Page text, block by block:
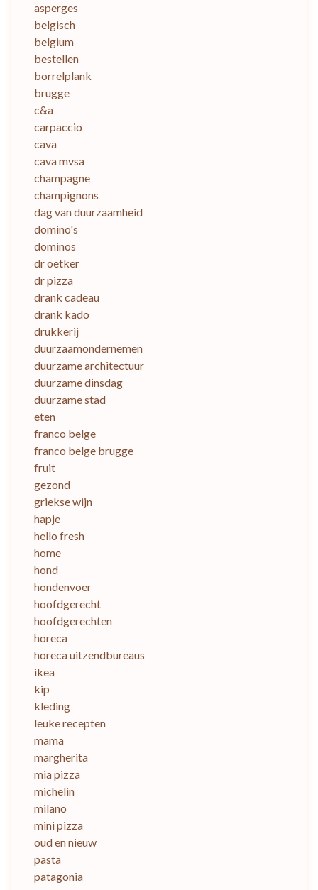
asperges
belgisch
belgium
bestellen
borrelplank
brugge
c&a
carpaccio
cava
cava mvsa
champagne
champignons
dag van duurzaamheid
domino's
dominos
dr oetker
dr pizza
drank cadeau
drank kado
drukkerij
duurzaamondernemen
duurzame architectuur
duurzame dinsdag
duurzame stad
eten
franco belge
franco belge brugge
fruit
gezond
griekse wijn
hapje
hello fresh
home
hond
hondenvoer
hoofdgerecht
hoofdgerechten
horeca
horeca uitzendbureaus
ikea
kip
kleding
leuke recepten
mama
margherita
mia pizza
michelin
milano
mini pizza
oud en nieuw
pasta
patagonia